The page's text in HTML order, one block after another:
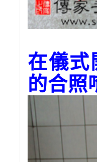
在儀式
的合照